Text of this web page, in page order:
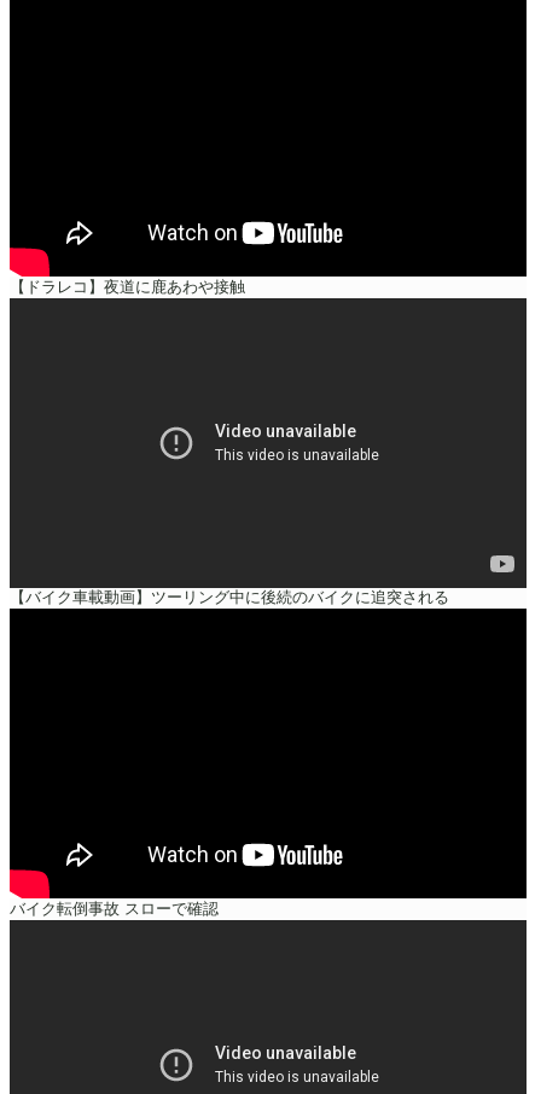
【ドラレコ】夜道に鹿あわや接触
【バイク車載動画】ツーリング中に後続のバイクに追突される
バイク転倒事故 スローで確認